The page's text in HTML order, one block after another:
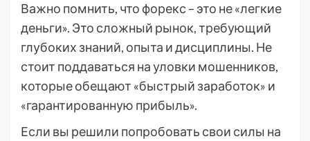
Важно помнить, что форекс – это не «легкие
деньги». Это сложный рынок, требующий
глубоких знаний, опыта и дисциплины. Не
стоит поддаваться на уловки мошенников,
которые обещают «быстрый заработок» и
«гарантированную прибыль».
Если вы решили попробовать свои силы на